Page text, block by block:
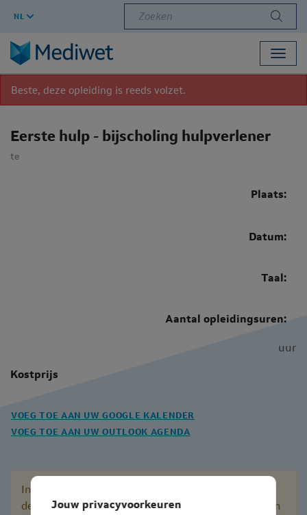
NL Zoeken
Beste, deze opleiding is reeds volzet.
Eerste hulp - bijscholing hulpverlener
te
Plaats:
Datum:
Taal:
Aantal opleidingsuren:
uur
Kostprijs
VOEG TOE AAN UW GOOGLE KALENDER
VOEG TOE AAN UW OUTLOOK AGENDA
Inschrijven is momenteel niet meer mogelijk voor
deze sessie. Bij interesse in deze sessie, mag u mailen
Jouw privacyvoorkeuren